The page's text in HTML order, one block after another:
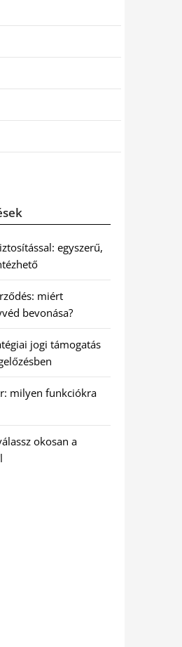
egyszerű,
miért
bevonása?
jogi támogatás
milyen funkciókra
okosan a